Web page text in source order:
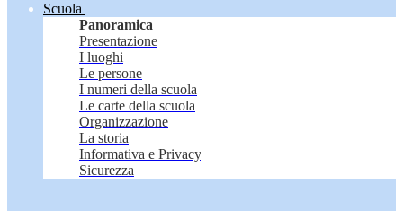
Scuola
Panoramica
Presentazione
I luoghi
Le persone
I numeri della scuola
Le carte della scuola
Organizzazione
La storia
Informativa e Privacy
Sicurezza